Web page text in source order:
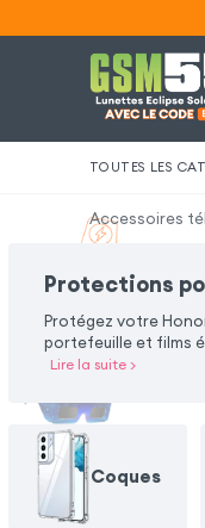
TOUTES LES
Accessoires
Protections
Protégez votre
portefeuille et films
Lire la suite>
Coques